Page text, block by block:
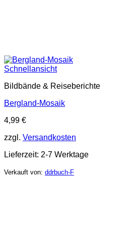
Schnellansicht
Bildbände & Reiseberichte
Bergland-Mosaik
4,99 €
zzgl. Versandkosten
Lieferzeit: 2-7 Werktage
Verkauft von: ddrbuch-F